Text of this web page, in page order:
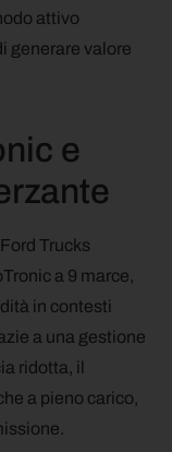
attivo
generare valore
e
Trucks
a 9 marce,
in contesti
a una gestione
ridotta, il
a pieno carico,